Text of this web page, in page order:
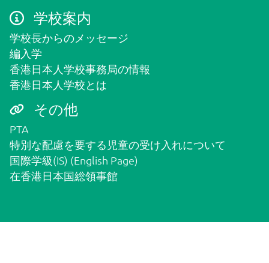
グローバルクラス
お問い合わせ
学校案内
学校長からのメッセージ
編入学
香港日本人学校事務局の情報
香港日本人学校とは
その他
PTA
特別な配慮を要する児童の受け入れについて
国際学級(IS) (English Page)
在香港日本国総領事館